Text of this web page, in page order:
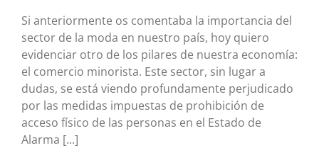
Si anteriormente os comentaba la importancia del
sector de la moda en nuestro país, hoy quiero
evidenciar otro de los pilares de nuestra economía:
el comercio minorista. Este sector, sin lugar a
dudas, se está viendo profundamente perjudicado
por las medidas impuestas de prohibición de
acceso físico de las personas en el Estado de
Alarma [...]